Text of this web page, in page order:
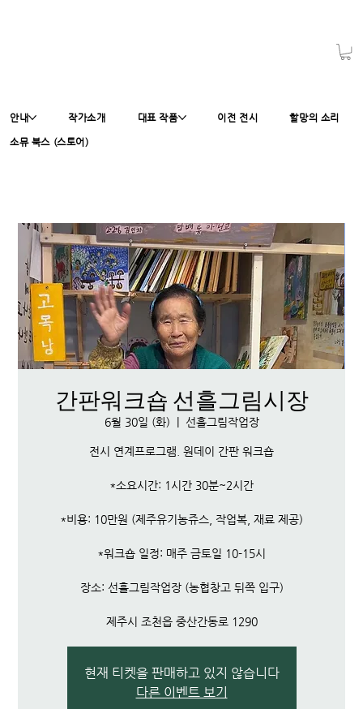
안내 작가소개 대표 작품 이전 전시 할망의 소리
소뮤 북스 (스토어)
간판워크숍 선흘그림시장
6월 30일 (화) 선흘그림작업장
전시 연계프로그램. 원데이 간판 워크숍
*소요시간: 1시간 30분~2시간
*비용: 10만원 (제주유기농쥬스, 작업복, 재료 제공)
*워크숍 일정: 매주 금토일 10-15시
장소: 선흘그림작업장 (농협창고 뒤쪽 입구)
제주시 조천읍 중산간동로 1290
현재 티켓을 판매하고 있지 않습니다
다른 이벤트 보기